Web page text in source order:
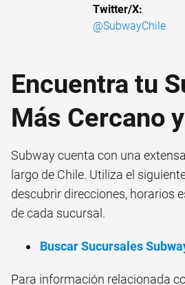
Twitter/X:
@SubwayChile
Encuentra tu
Más Cercano
Subway cuenta con una
largo de Chile. Utiliza el
descubrir direcciones, horarios
de cada sucursal.
Buscar Sucursales
Para información relacionada